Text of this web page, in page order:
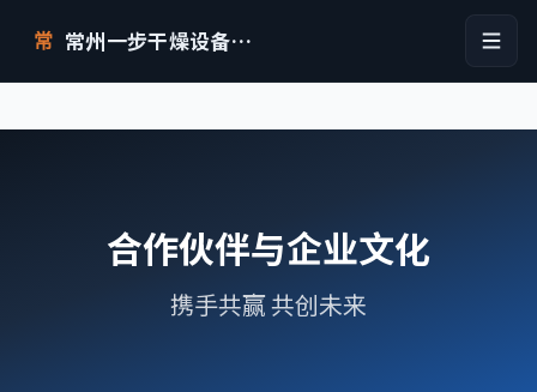
常 常州一步干燥设备有限公司
合作伙伴与企业文化
携手共赢 共创未来